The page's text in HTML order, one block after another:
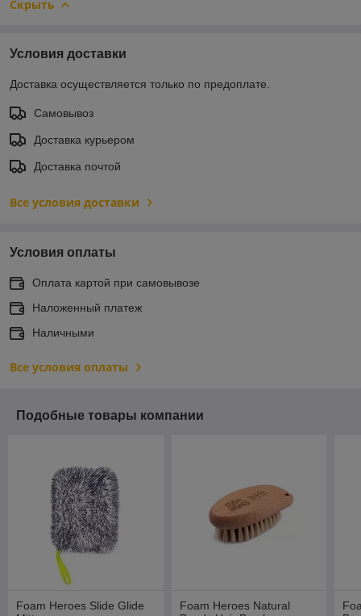
Скрыть
Условия доставки
Доставка осуществляется только по предоплате.
Самовывоз
Доставка курьером
Доставка почтой
Все условия доставки
Условия оплаты
Оплата картой при самовывозе
Наложенный платеж
Наличными
Все условия оплаты
Подобные товары компании
Foam Heroes Slide Glide
Foam Heroes Natural